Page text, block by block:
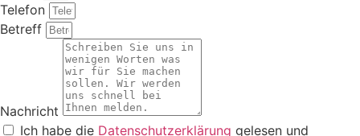
Telefon
Betreff
Nachricht
Ich habe die Datenschutzerklärung gelesen und